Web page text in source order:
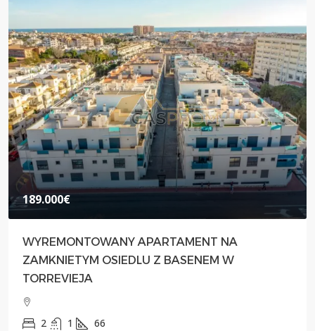
189.000€
WYREMONTOWANY APARTAMENT NA
ZAMKNIETYM OSIEDLU Z BASENEM W
TORREVIEJA
2 1 66